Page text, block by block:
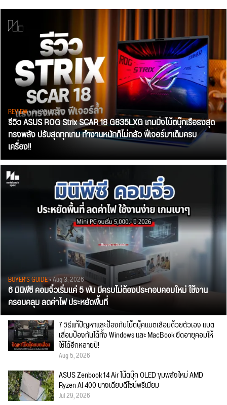
REVIEW• Jul 28, 2026
รีวิว ASUS ROG Strix SCAR 18 G835LXG เกมมิ่งโน้ตบุ๊กเรือธงสุด
ทรงพลัง ปรับสุดทุกเกม ทำงานหนักก็ไม่กลัว ฟีเจอร์มาเต็มครบ
เครื่อง!!
BUYER'S GUIDE• Aug 3, 2026
6 มินิพีซี คอมจิ๋วเริ่มแค่ 5 พัน มีครบไม่ต้องประกอบคอมใหม่ ใช้งาน
ครอบคลุม ลดค่าไฟ ประหยัดพื้นที่
7 วิธีแก้ปัญหาและป้องกันโน๊ตบุ๊คแบตเสื่อมด้วยตัวเอง แบต
เสื่อมป้องกันได้ทั้ง Windows และ MacBook ยืดอายุคอมให้
ใช้ได้อีกหลายปี!
Aug 5, 2026
ASUS Zenbook 14 Air โน้ตบุ๊ก OLED ขุมพลังใหม่ AMD
Ryzen AI 400 บางเฉียบดีไซน์พรีเมียม
Jul 29, 2026